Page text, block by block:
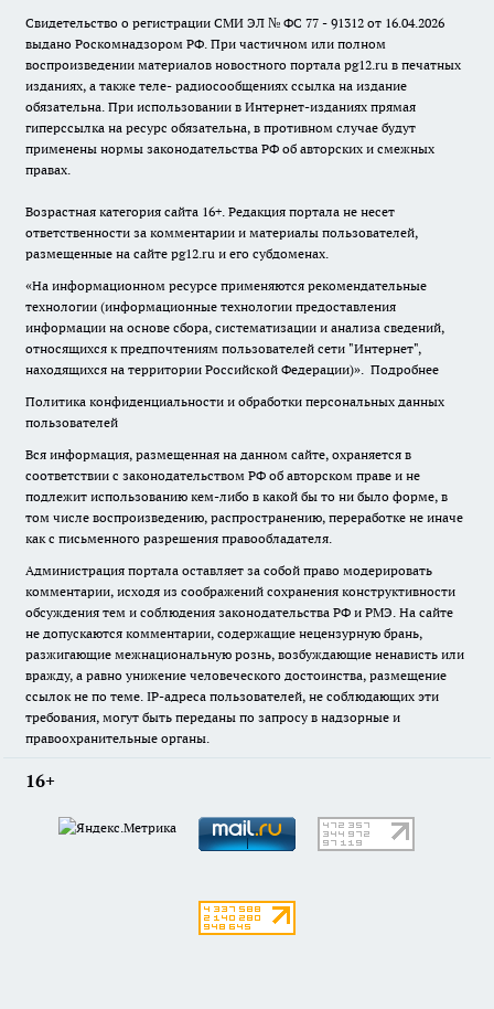
Свидетельство о регистрации СМИ ЭЛ № ФС 77 - 91312 от 16.04.2026
выдано Роскомнадзором РФ. При частичном или полном
воспроизведении материалов новостного портала pg12.ru в печатных
изданиях, а также теле- радиосообщениях ссылка на издание
обязательна. При использовании в Интернет-изданиях прямая
гиперссылка на ресурс обязательна, в противном случае будут
применены нормы законодательства РФ об авторских и смежных
правах.
Возрастная категория сайта 16+. Редакция портала не несет
ответственности за комментарии и материалы пользователей,
размещенные на сайте pg12.ru и его субдоменах.
«На информационном ресурсе применяются рекомендательные
технологии (информационные технологии предоставления
информации на основе сбора, систематизации и анализа сведений,
относящихся к предпочтениям пользователей сети "Интернет",
находящихся на территории Российской Федерации)». Подробнее
Политика конфиденциальности и обработки персональных данных
пользователей
Вся информация, размещенная на данном сайте, охраняется в
соответствии с законодательством РФ об авторском праве и не
подлежит использованию кем-либо в какой бы то ни было форме, в
том числе воспроизведению, распространению, переработке не иначе
как с письменного разрешения правообладателя.
Администрация портала оставляет за собой право модерировать
комментарии, исходя из соображений сохранения конструктивности
обсуждения тем и соблюдения законодательства РФ и РМЭ. На сайте
не допускаются комментарии, содержащие нецензурную брань,
разжигающие межнациональную рознь, возбуждающие ненависть или
вражду, а равно унижение человеческого достоинства, размещение
ссылок не по теме. IP-адреса пользователей, не соблюдающих эти
требования, могут быть переданы по запросу в надзорные и
правоохранительные органы.
16+